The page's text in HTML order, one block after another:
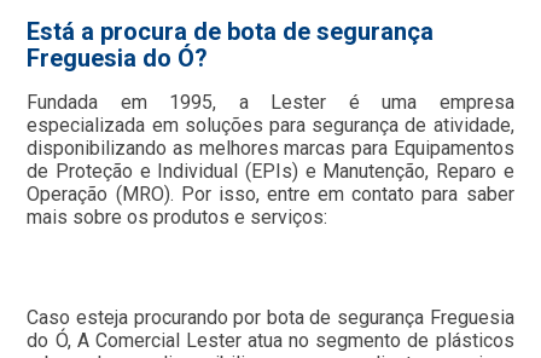
Está a procura de bota de segurança
Freguesia do Ó?
Fundada em 1995, a Lester é uma empresa
especializada em soluções para segurança de atividade,
disponibilizando as melhores marcas para Equipamentos
de Proteção e Individual (EPIs) e Manutenção, Reparo e
Operação (MRO). Por isso, entre em contato para saber
mais sobre os produtos e serviços:
Caso esteja procurando por bota de segurança Freguesia
do Ó, A Comercial Lester atua no segmento de plásticos